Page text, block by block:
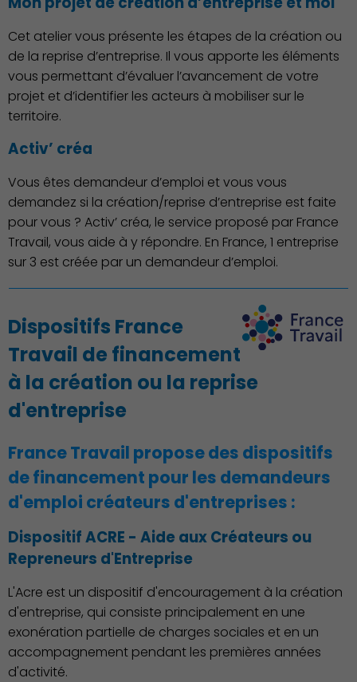
Associations et Sports
Cet atelier vous présente les étapes de la création ou
de la reprise d’entreprise. Il vous apporte les éléments
vous permettant d’évaluer l’avancement de votre
projet et d’identifier les acteurs à mobiliser sur le
territoire.
Activ’ créa
Vous êtes demandeur d’emploi et vous vous
demandez si la création/reprise d’entreprise est faite
pour vous ? Activ’ créa, le service proposé par France
Travail, vous aide à y répondre. En France, 1 entreprise
sur 3 est créée par un demandeur d’emploi.
Dispositifs France
Travail de financement
à la création ou la reprise
d'entreprise
France Travail propose des dispositifs
de financement pour les demandeurs
d'emploi créateurs d'entreprises :
Dispositif ACRE - Aide aux Créateurs ou
Repreneurs d'Entreprise
L'Acre est un dispositif d'encouragement à la création
d'entreprise, qui consiste principalement en une
exonération partielle de charges sociales et en un
accompagnement pendant les premières années
d'activité.